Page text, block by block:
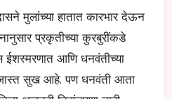
मुलांच्या हातात कारभार देऊन
प्रकृतीच्या कुरबुरींकडे
आणि धनवंतीच्या
जास्त सुख आहे. पण धनवंती आता